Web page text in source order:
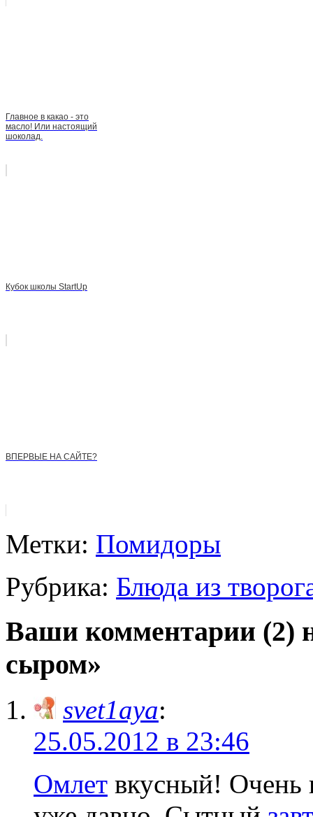
Главное в какао - это
масло! Или настоящий
шоколад.
Кубок школы StartUp
ВПЕРВЫЕ НА САЙТЕ?
Метки: Помидоры
Рубрика: Блюда из
Ваши комментарии (2)
сыром»
svet1aya:
25.05.2012 в 23:46
Омлет вкусный! Очень